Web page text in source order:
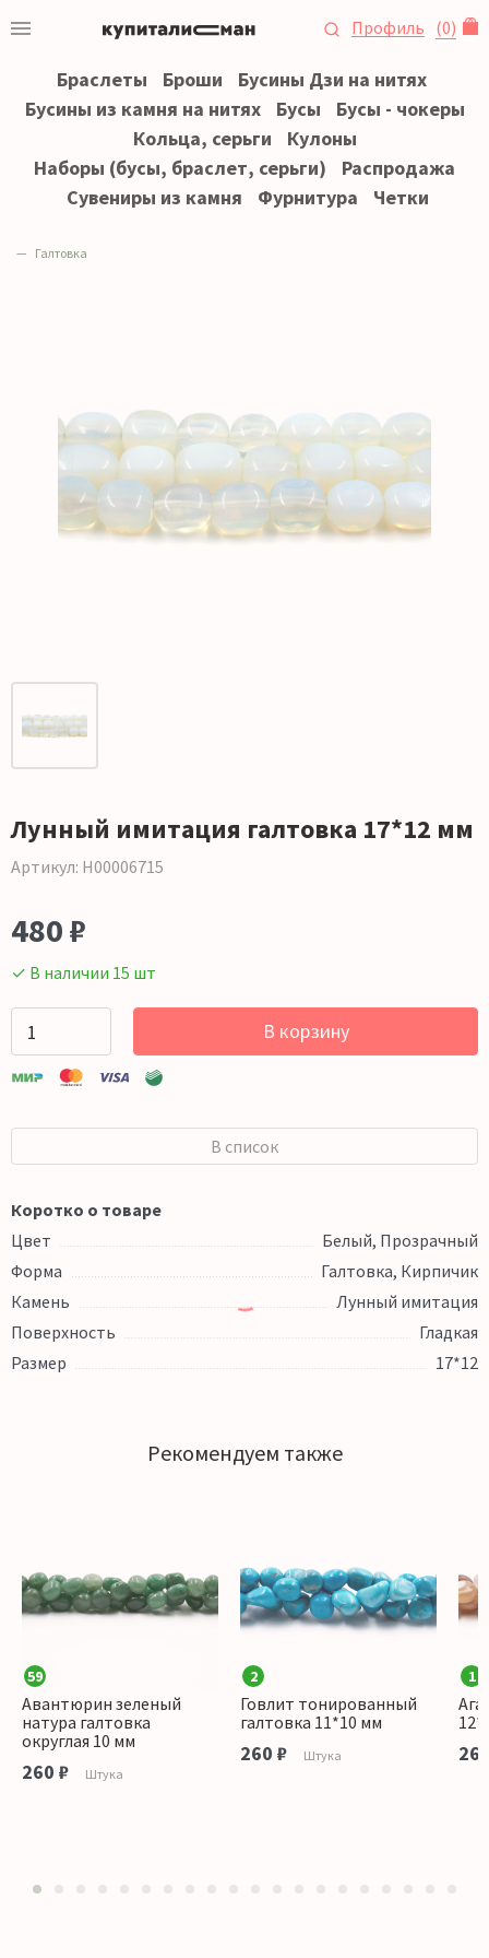
Профиль (0)
Браслеты Броши
Бусины Дзи на нитях
Бусины из камня на нитях
Бусы
Бусы - чокеры
Кольца, серьги
Кулоны
Наборы (бусы, браслет, серьги)
Распродажа
Сувениры из камня
Фурнитура Четки
Галтовка
Лунный имитация галтовка 17*12 мм
Артикул: Н00006715
480 ₽
✓ В наличии 15 шт
В корзину
В список
Коротко о товаре
Цвет
Белый, Прозрачный
Форма
Галтовка, Кирпичик
Камень
Лунный имитация
Поверхность
Гладкая
Размер
17*12
Рекомендуем также
59
Авантюрин зеленый
натура галтовка
округлая 10 мм
260 ₽ Штука
2
Говлит тонированный
галтовка 11*10 мм
260 ₽ Штука
1